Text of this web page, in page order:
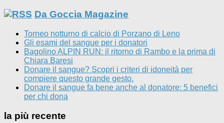
Da Goccia Magazine
Torneo notturno di calcio di Porzano di Leno
Gli esami del sangue per i donatori
Bagolino ALPIN RUN: il ritorno di Rambo e la prima di
Chiara Baresi
Donare il sangue? Scopri i criteri di idoneità per
compiere questo grande gesto.
Donare il sangue fa bene anche al donatore: 5 benefici
per chi dona
la più recente